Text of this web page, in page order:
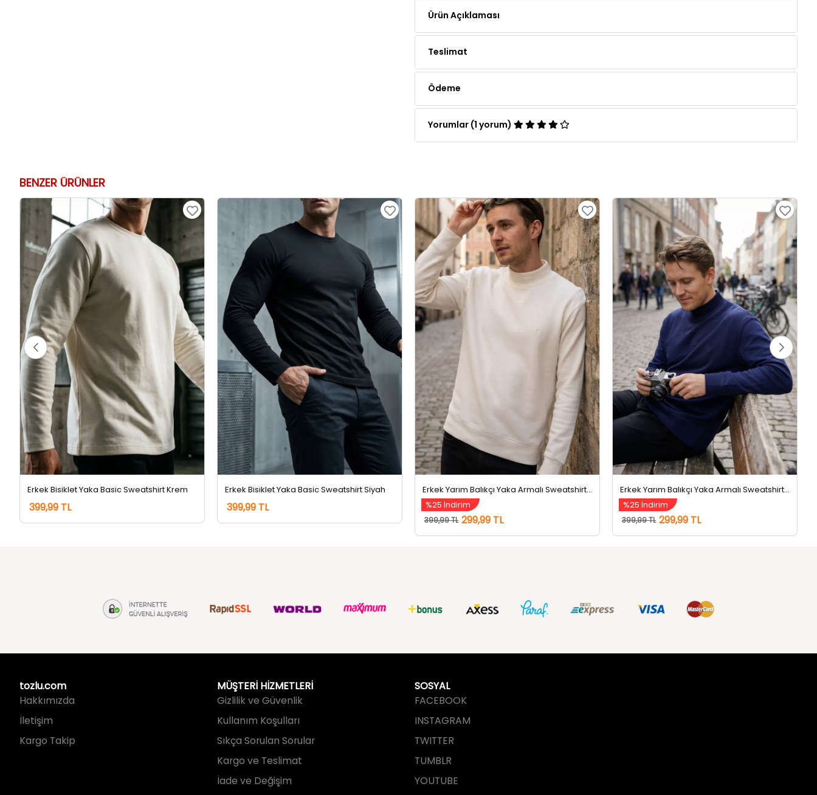
Teslimat
Erkek Bisiklet Yaka Basic Sweatshirt Krem
399,99 TL
Erkek Bisiklet Yaka Basic Sweatshirt Siyah
399,99 TL
Erkek Yarım Balıkçı Yaka Armalı Sweatshirt Krem
%25 İndirim
399,99 TL 299,99 TL
Erkek Yarım Balıkçı Yaka Armalı Sweatshirt Lacivert
%25 İndirim
399,99 TL 299,99 TL
tozlu.com
İletişim
Kargo Takip
MÜŞTERİ HİZMETLERİ
Kullanım Koşulları
SOSYAL
INSTAGRAM